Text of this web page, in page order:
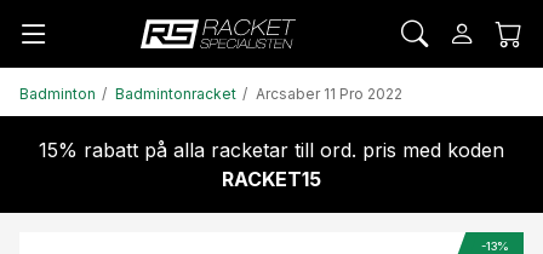
Badminton Badmintonracket Arcsaber 11 Pro 2022
15% rabatt på alla racketar till ord. pris med koden
RACKET15
-13%